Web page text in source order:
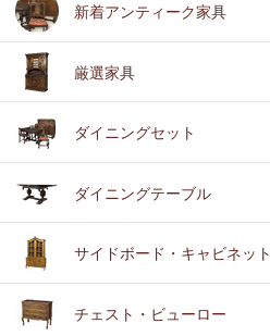
新着アンティーク家具
厳選家具
ダイニングセット
ダイニングテーブル
サイドボード・キャビネット
チェスト・ビューロー